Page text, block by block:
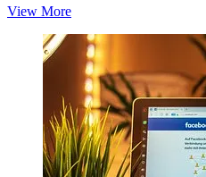
View MoreBožinović
N1:
„Od
ponoći
kretanje
unutar
županija
bez
propusnica“